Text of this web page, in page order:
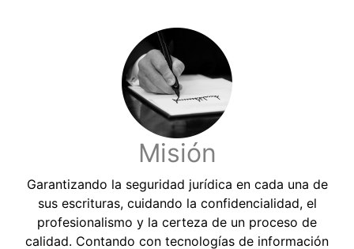
Misión
Garantizando la seguridad jurídica en cada una de
sus escrituras, cuidando la confidencialidad, el
profesionalismo y la certeza de un proceso de
calidad. Contando con tecnologías de información